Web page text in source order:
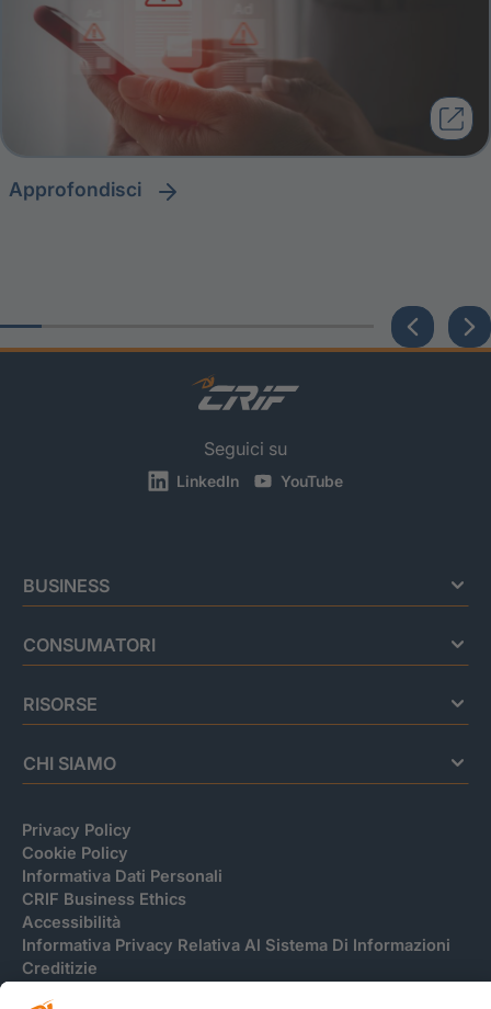
approfondisci
Seguici su
LinkedIn YouTube
BUSINESS
CONSUMATORI
RISORSE
CHI SIAMO
Privacy Policy
Cookie Policy
Informativa Dati Personali
CRIF Business Ethics
Accessibilità
Informativa Privacy Relativa Al Sistema Di Informazioni
Creditizie